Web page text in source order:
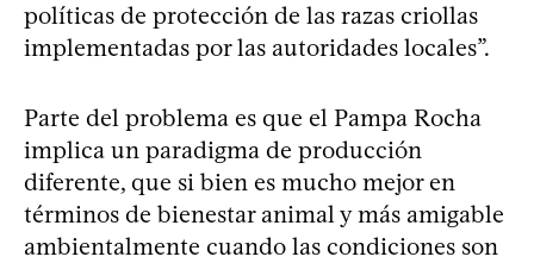
políticas de protección de las razas criollas
implementadas por las autoridades locales”.
Parte del problema es que el Pampa Rocha
implica un paradigma de producción
diferente, que si bien es mucho mejor en
términos de bienestar animal y más amigable
ambientalmente cuando las condiciones son